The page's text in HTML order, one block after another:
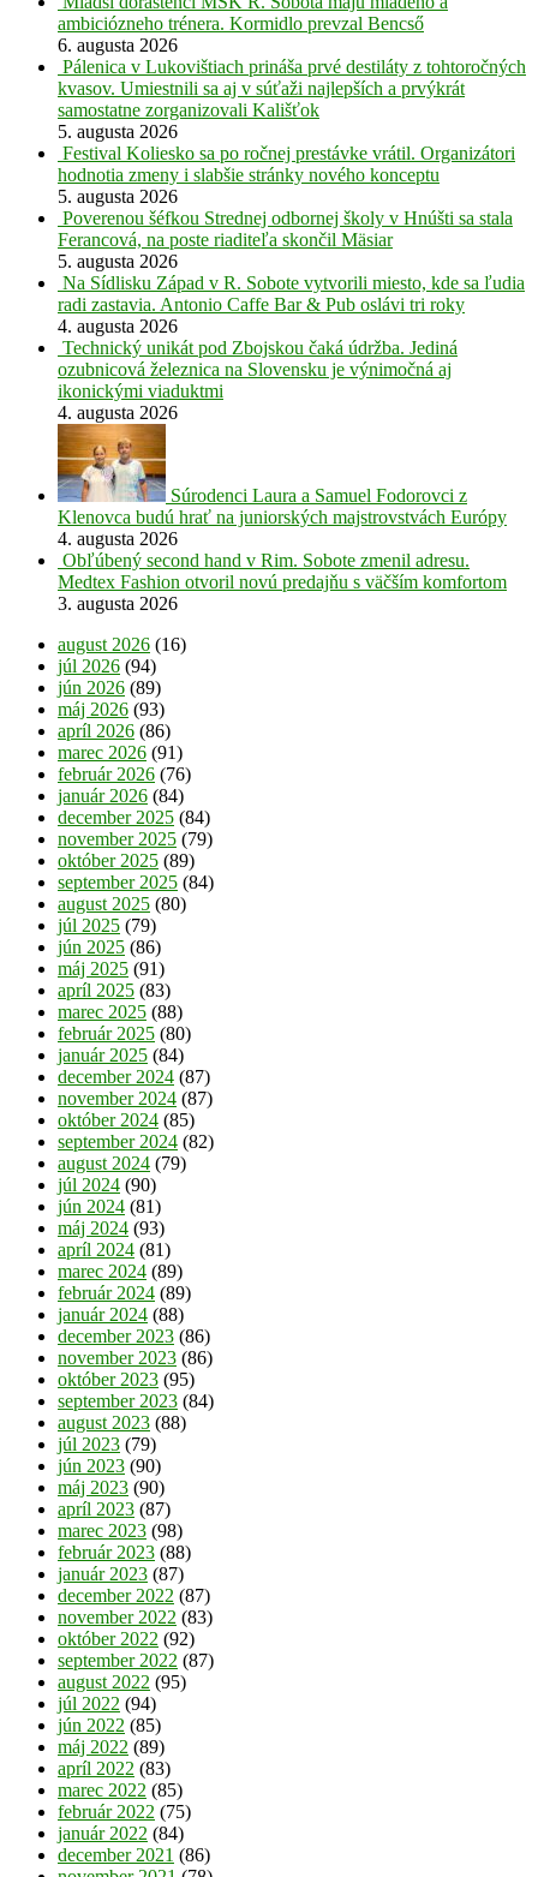
ambiciózneho trénera. Kormidlo prevzal Bencső
6. augusta 2026
Pálenica v Lukovištiach prináša prvé destiláty z tohtoročných
kvasov. Umiestnili sa aj v súťaži najlepších a prvýkrát
samostatne zorganizovali Kališťok
5. augusta 2026
Festival Koliesko sa po ročnej prestávke vrátil. Organizátori
hodnotia zmeny i slabšie stránky nového konceptu
5. augusta 2026
Poverenou šéfkou Strednej odbornej školy v Hnúšti sa stala
Ferancová, na poste riaditeľa skončil Mäsiar
5. augusta 2026
Na Sídlisku Západ v R. Sobote vytvorili miesto, kde sa ľudia
radi zastavia. Antonio Caffe Bar & Pub oslávi tri roky
4. augusta 2026
Technický unikát pod Zbojskou čaká údržba. Jediná
ozubnicová železnica na Slovensku je výnimočná aj
ikonickými viaduktmi
4. augusta 2026
Súrodenci Laura a Samuel Fodorovci z
Klenovca budú hrať na juniorských majstrovstvách Európy
4. augusta 2026
Obľúbený second hand v Rim. Sobote zmenil adresu.
Medtex Fashion otvoril novú predajňu s väčším komfortom
3. augusta 2026
august 2026 (16)
júl 2026 (94)
jún 2026 (89)
máj 2026 (93)
apríl 2026 (86)
marec 2026 (91)
február 2026 (76)
január 2026 (84)
december 2025 (84)
november 2025 (79)
október 2025 (89)
september 2025 (84)
august 2025 (80)
júl 2025 (79)
jún 2025 (86)
máj 2025 (91)
apríl 2025 (83)
marec 2025 (88)
február 2025 (80)
január 2025 (84)
december 2024 (87)
november 2024 (87)
október 2024 (85)
september 2024 (82)
august 2024 (79)
júl 2024 (90)
jún 2024 (81)
máj 2024 (93)
apríl 2024 (81)
marec 2024 (89)
február 2024 (89)
január 2024 (88)
december 2023 (86)
november 2023 (86)
október 2023 (95)
september 2023 (84)
august 2023 (88)
júl 2023 (79)
jún 2023 (90)
máj 2023 (90)
apríl 2023 (87)
marec 2023 (98)
február 2023 (88)
január 2023 (87)
december 2022 (87)
november 2022 (83)
október 2022 (92)
september 2022 (87)
august 2022 (95)
júl 2022 (94)
jún 2022 (85)
máj 2022 (89)
apríl 2022 (83)
marec 2022 (85)
február 2022 (75)
január 2022 (84)
december 2021 (86)